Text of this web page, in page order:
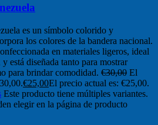
es un símbolo colorido y
los colores de la bandera nacional.
en materiales ligeros, ideal
está diseñada tanto para mostrar
para brindar comodidad. €30,00 El
€25,00El precio actual es: €25,00.
Este producto tiene múltiples variantes.
elegir en la página de producto